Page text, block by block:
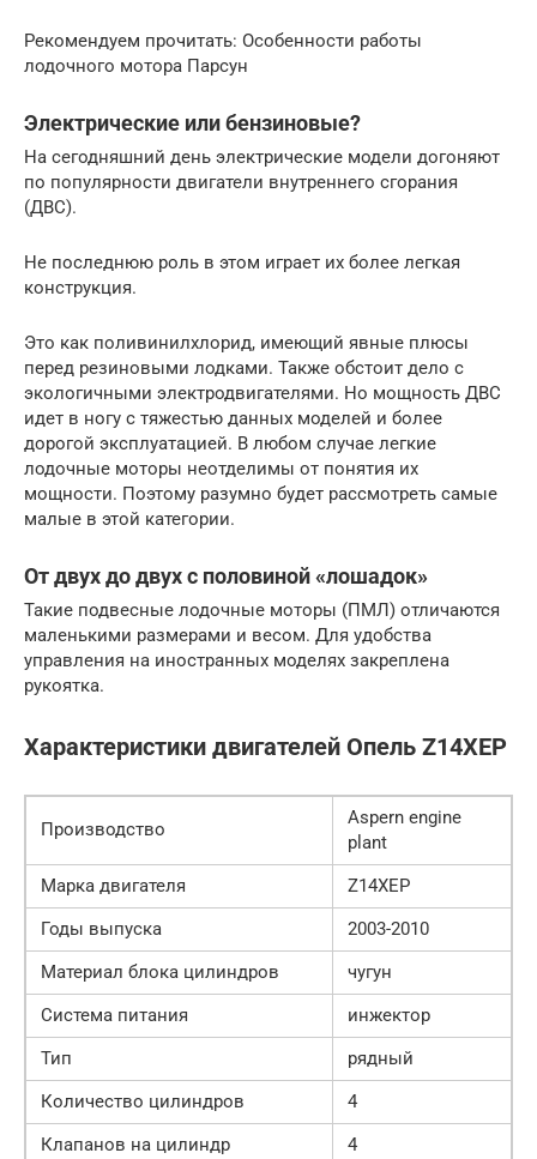
Рекомендуем прочитать: Особенности работы
лодочного мотора Парсун
Электрические или бензиновые?
На сегодняшний день электрические модели догоняют
по популярности двигатели внутреннего сгорания
(ДВС).
Не последнюю роль в этом играет их более легкая
конструкция.
Это как поливинилхлорид, имеющий явные плюсы
перед резиновыми лодками. Также обстоит дело с
экологичными электродвигателями. Но мощность ДВС
идет в ногу с тяжестью данных моделей и более
дорогой эксплуатацией. В любом случае легкие
лодочные моторы неотделимы от понятия их
мощности. Поэтому разумно будет рассмотреть самые
малые в этой категории.
От двух до двух с половиной «лошадок»
Такие подвесные лодочные моторы (ПМЛ) отличаются
маленькими размерами и весом. Для удобства
управления на иностранных моделях закреплена
рукоятка.
Характеристики двигателей Опель Z14XEP
Производство
Aspern engine
plant
Марка двигателя
Z14XEP
Годы выпуска
2003-2010
Материал блока цилиндров
чугун
Система питания
инжектор
Тип
рядный
Количество цилиндров
4
Клапанов на цилиндр
4